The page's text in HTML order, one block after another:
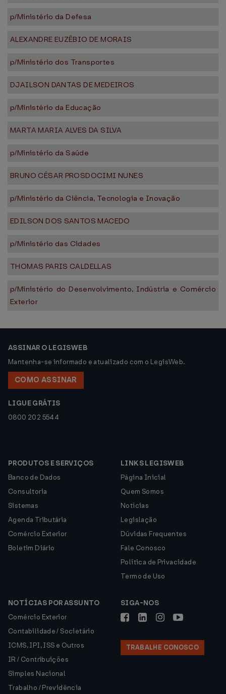
p/Ministério da Defesa
ALEXANDRE EUZÉBIO DE MORAIS
p/Ministério dos Transportes
DJAILSON DANTAS DE MEDEIROS
p/Ministério da Educação
MARTA MARIA ALVES DA SILVA
p/Ministério da Saúde
BRUNO CÉSAR PROSDOCIMI NUNES
p/Ministério da Ciência, Tecnologia e Inovação
EDILSON DOS SANTOS MACEDO
p/Ministério das Cidades
THOMAS PARIS CALDELLAS
p/Ministério do Desenvolvimento, Indústria e Comércio
Exterior
ASSINAR O LEGISWEB
Mantenha-se informado e atualizado com o LegisWeb.
COMO ASSINAR
LIGUE GRÁTIS
0800 202 5544
PRODUTOS E SERVIÇOS
Banco de Dados
Consultoria
Sistemas
Agenda Tributária
Comércio Exterior
Boletim Diário
LINKS LEGISWEB
Página Inicial
Quem Somos
Notícias
Legislação
Dúvidas Frequentes
Fale Conosco
Política de Privacidade
Termo de Uso
NOTÍCIAS POR ASSUNTO
Comércio Exterior
Contabilidade / Societário
ICMS, IPI, ISS e Outros
IR / Contribuições
Simples Nacional
Trabalho / Previdência
SIGA-NOS
TRABALHE CONOSCO